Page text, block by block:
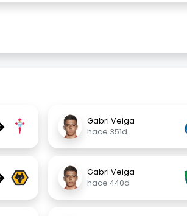
Gabri Veiga
hace 351d
Gabri Veiga
hace 440d